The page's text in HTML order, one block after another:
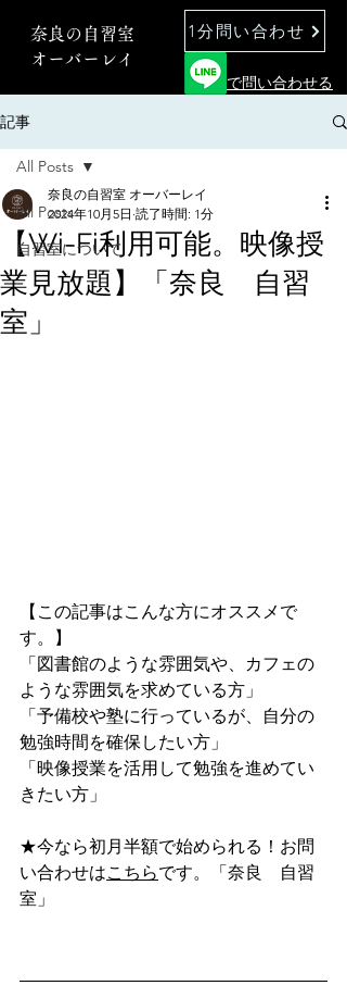
奈良の自習室
オーバーレイ
1分問い合わせ
で問い合わせる
記事
All Posts
自習室について
All Posts
【Wi-Fi利用可能。映像授
業見放題】「奈良 自習
室」
奈良の自習室 オーバーレイ
2024年10月5日 読了時間: 1分
【この記事はこんな方にオススメで
す。】
「図書館のような雰囲気や、カフェの
ような雰囲気を求めている方」
「予備校や塾に行っているが、自分の
勉強時間を確保したい方」
「映像授業を活用して勉強を進めてい
きたい方」
★今なら初月半額で始められる！お問
い合わせはこちらです。「奈良　自習
室」